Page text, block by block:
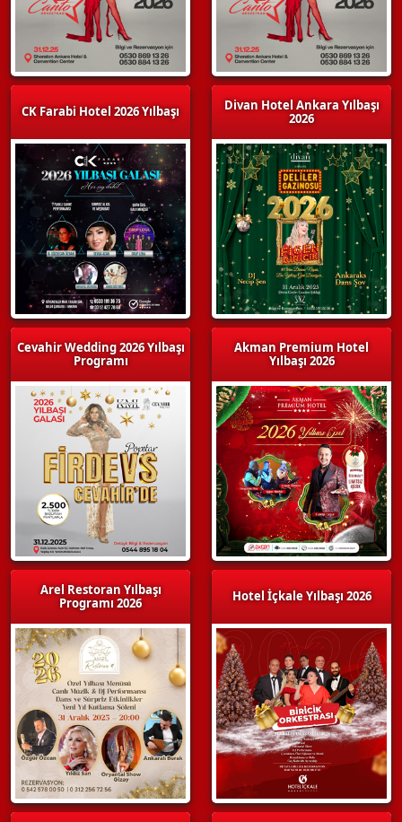
CK Farabi Hotel 2026 Yılbaşı
Cevahir Wedding 2026 Yılbaşı
Programı
Arel Restoran Yılbaşı
Programı 2026
Divan Hotel Ankara Yılbaşı
2026
Akman Premium Hotel
Yılbaşı 2026
Hotel İçkale Yılbaşı 2026